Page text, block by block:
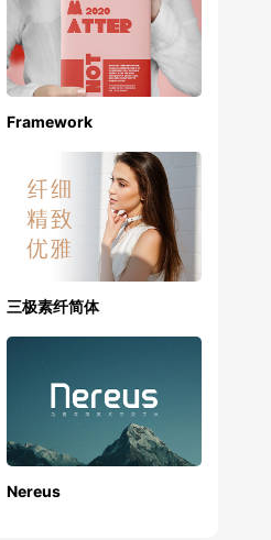
Framework
三极素纤简体
Nereus